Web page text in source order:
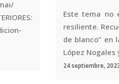
umai/
Este tema no
resiliente.
de blanco” en
López Nogales
24 septiembre,